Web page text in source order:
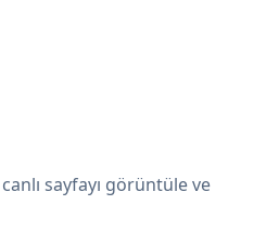
sayfayı görüntüle ve